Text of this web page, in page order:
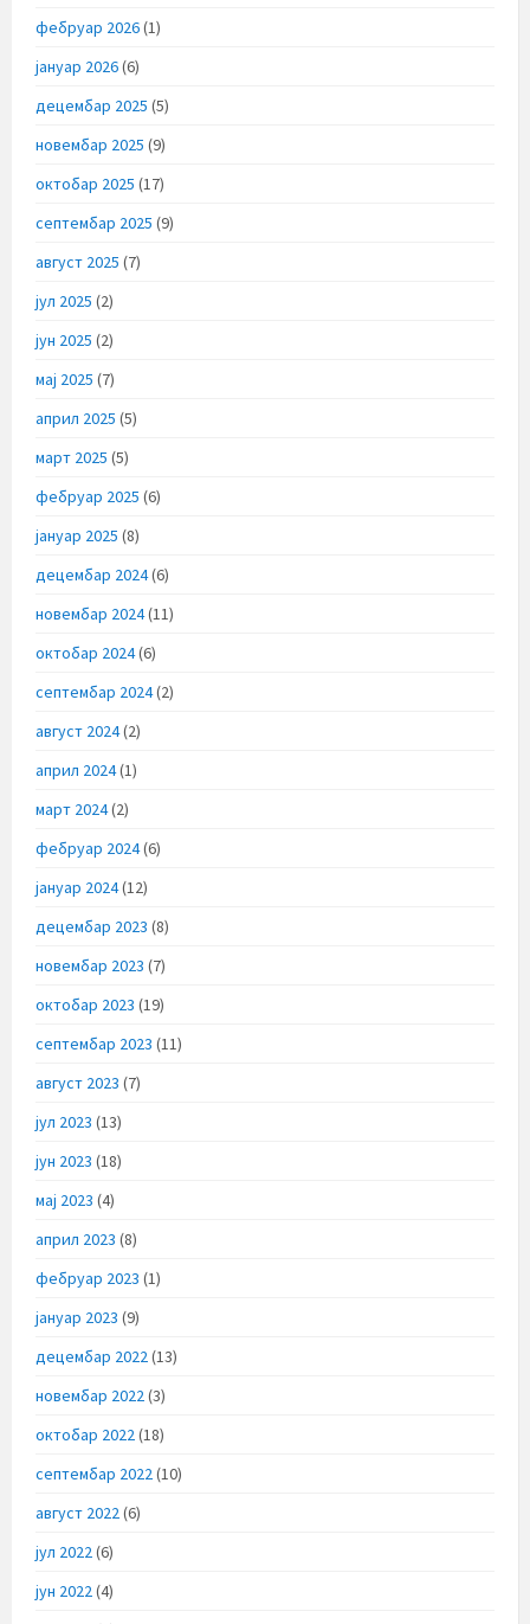
фебруар 2026(1)
јануар 2026(6)
децембар 2025 (5)
новембар 2025 (9)
октобар 2025 (17)
септембар 2025 (9)
август 2025 (7)
јул 2025 (2)
јун 2025 (2)
мај 2025 (7)
април 2025 (5)
март 2025 (5)
фебруар 2025 (6)
јануар 2025 (8)
децембар 2024(6)
новембар 2024(11)
октобар 2024(6)
септембар 2024(2)
август 2024(2)
април 2024(1)
март 2024(2)
фебруар 2024(6)
јануар 2024(12)
децембар 2023 (8)
новембар 2023 (7)
октобар 2023 (19)
септембар 2023 (11)
август 2023 (7)
јул 2023 (13)
јун 2023 (18)
мај 2023 (4)
април 2023 (8)
фебруар 2023 (1)
јануар 2023 (9)
децембар 2022(13)
новембар 2022(3)
октобар 2022(18)
септембар 2022(10)
август 2022(6)
јул 2022(6)
јун 2022(4)